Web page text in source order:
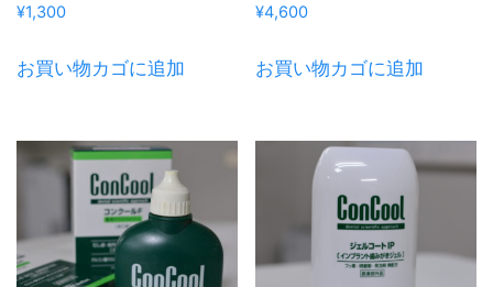
¥1,300
お買い物カゴに追加
¥4,600
お買い物カゴに追加